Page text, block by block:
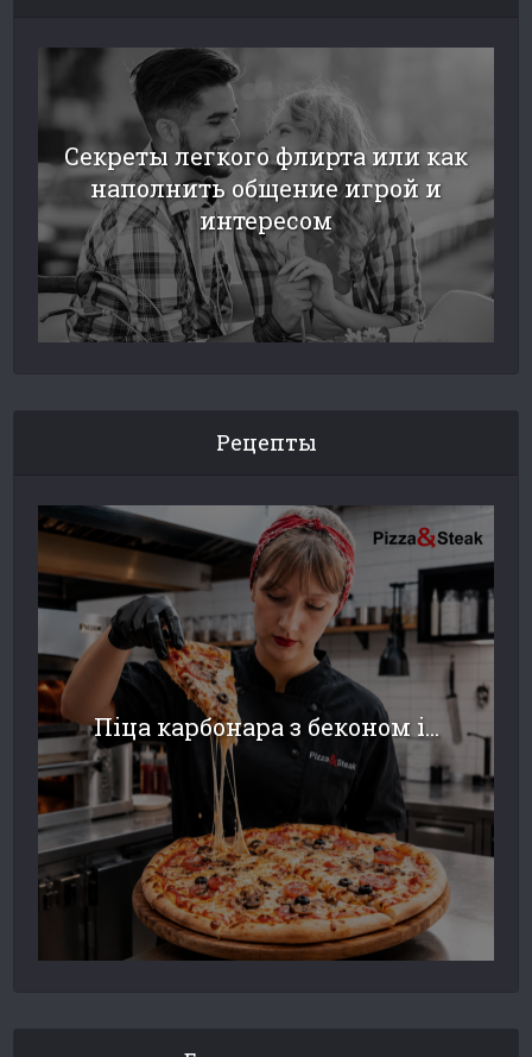
Секреты легкого флирта или как
наполнить общение игрой и
интересом
Рецепты
Піца карбонара з беконом і...